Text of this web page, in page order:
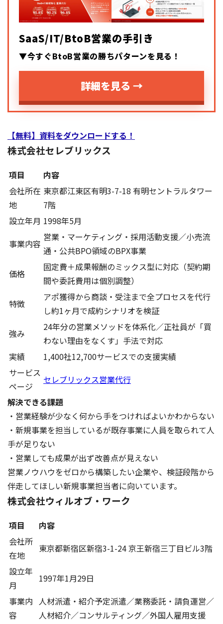
SaaS/IT/BtoB営業の手引き
▼今すぐBtoB営業の勝ちパターンを見る！
詳細を見る →
【無料】資料をダウンロードする！
株式会社セレブリックス
項目
内容
会社所在
地
東京都江東区有明3-7-18 有明セントラルタワー
7階
設立年月 1998年5月
事業内容
営業・マーケティング・採用活動支援／小売流
通・公共BPO領域のBPX事業
価格
固定費＋成果報酬のミックス型に対応（契約期
間や委託費用は個別調整）
特徴
アポ獲得から商談・受注まで全プロセスを代行
し約1ヶ月で成約シナリオを検証
強み
24年分の営業メソッドを体系化／正社員が「買
わない理由をなくす」手法で対応
実績
1,400社12,700サービスでの支援実績
サービス
ページ
セレブリックス営業代行
解決できる課題
・営業経験が少なく何から手をつければよいかわからない
・新規事業を担当しているが既存事業に人員を取られて人
手が足りない
・営業しても成果が出ず改善点が見えない
営業ノウハウをゼロから構築したい企業や、検証段階から
伴走してほしい新規事業担当者に向いています。
株式会社ウィルオブ・ワーク
項目
内容
会社所
在地
東京都新宿区新宿3-1-24 京王新宿三丁目ビル3階
設立年
月
1997年1月29日
事業内
容
人材派遣・紹介予定派遣／業務委託・請負運営／
人材紹介／コンサルティング／外国人雇用支援